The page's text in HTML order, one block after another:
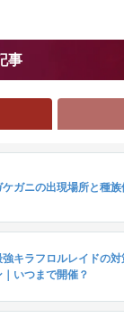
事
ケガニの出現場所と種族
強キラフロルレイドの
｜いつまで開催？